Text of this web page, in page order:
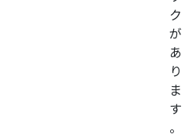
ク
が
あ
り
ま
す
。